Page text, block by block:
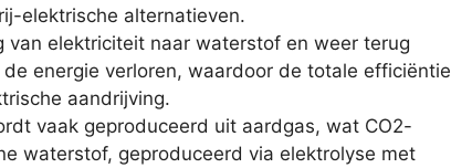
elektrische alternatieven.
van elektriciteit naar waterstof en weer terug
energie verloren, waardoor de totale efficiëntie
aandrijving.
vaak geproduceerd uit aardgas, wat CO2-
waterstof, geproduceerd via elektrolyse met